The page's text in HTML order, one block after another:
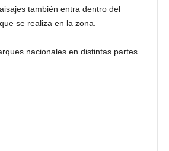
también entra dentro del
se realiza en la zona.
nacionales en distintas partes